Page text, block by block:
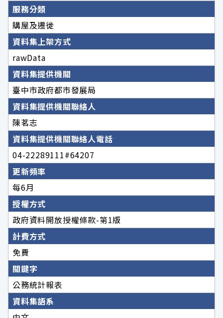
服務分類
購屋及遷徙
資料集上架方式
rawData
資料集提供機關
臺中市政府都市發展局
資料集提供機關聯絡人
陳茗志
資料集提供機關聯絡人電話
04-22289111#64207
更新頻率
每6月
授權方式
政府資料開放授權條款-第1版
計費方式
免費
關鍵字
公務統計報表
資料集語系